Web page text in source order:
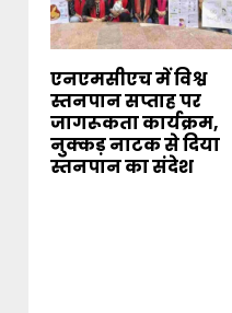
एनएमसीएच में विश्व
स्तनपान सप्ताह पर
जागरूकता कार्यक्रम,
नुक्कड़ नाटक से दिया
स्तनपान का संदेश